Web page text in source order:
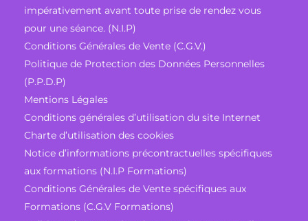
impérativement avant toute prise de rendez vous
pour une séance. (N.I.P)
Conditions Générales de Vente (C.G.V.)
Politique de Protection des Données Personnelles
(P.P.D.P)
Mentions Légales
Conditions générales d’utilisation du site Internet
Charte d’utilisation des cookies
Notice d’informations précontractuelles spécifiques
aux formations (N.I.P Formations)
Conditions Générales de Vente spécifiques aux
Formations (C.G.V Formations)